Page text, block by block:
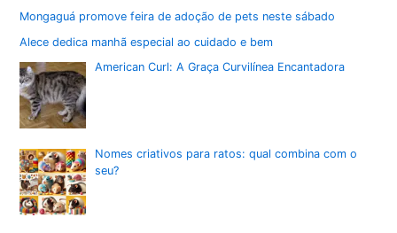
Mongaguá promove feira de adoção de pets neste sábado
Alece dedica manhã especial ao cuidado e bem
American Curl: A Graça Curvilínea Encantadora
Nomes criativos para ratos: qual combina com o
seu?